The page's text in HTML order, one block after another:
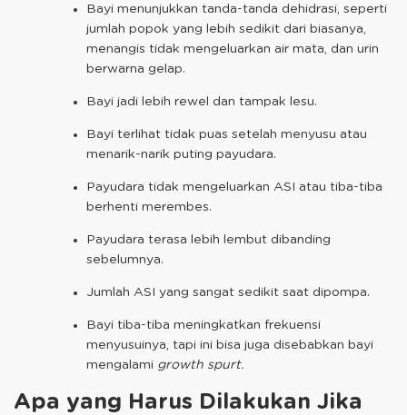
Bayi menunjukkan tanda-tanda dehidrasi, seperti
jumlah popok yang lebih sedikit dari biasanya,
menangis tidak mengeluarkan air mata, dan urin
berwarna gelap.
Bayi jadi lebih rewel dan tampak lesu.
Bayi terlihat tidak puas setelah menyusu atau
menarik-narik puting payudara.
Payudara tidak mengeluarkan ASI atau tiba-tiba
berhenti merembes.
Payudara terasa lebih lembut dibanding
sebelumnya.
Jumlah ASI yang sangat sedikit saat dipompa.
Bayi tiba-tiba meningkatkan frekuensi
menyusuinya, tapi ini bisa juga disebabkan bayi
mengalami growth spurt.
Apa yang Harus Dilakukan Jika